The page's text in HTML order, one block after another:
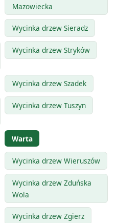
Mazowiecka
Wycinka drzew Sieradz
Wycinka drzew Stryków
Wycinka drzew Szadek
Wycinka drzew Tuszyn
Warta
Wycinka drzew Wieruszów
Wycinka drzew Zduńska
Wola
Wycinka drzew Zgierz